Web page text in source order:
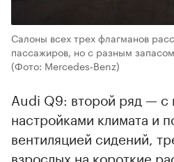
Салоны всех трех флагманов
пассажиров, но с разным
(Фото: Mercedes‑Benz)
Audi Q9: второй ряд — с
настройками климата и
вентиляцией сидений,
взрослых на короткие